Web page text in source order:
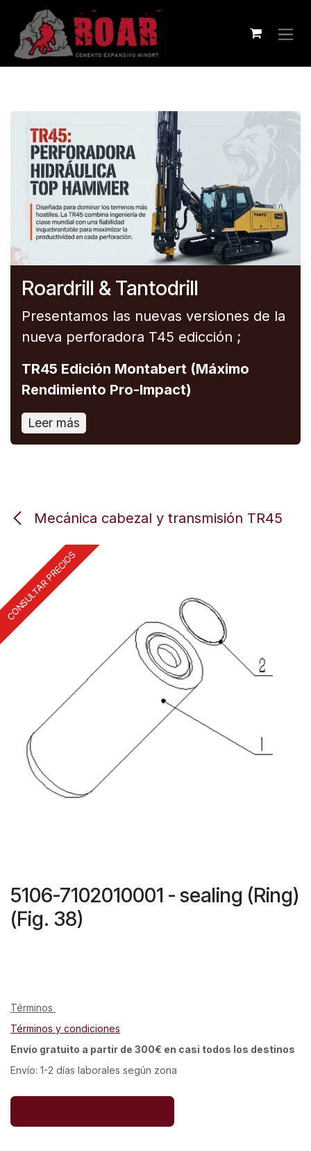
Ir al contenido
Roardrill & Tantodrill
Presentamos las nuevas versiones de la
nueva perforadora T45 edicción ;
TR45 Edición Montabert (Máximo
Rendimiento Pro-Impact)
Leer más
Mecánica cabezal y transmisión TR45
CONSULTAR PRECIOS
5106-7102010001 - sealing (Ring)
(Fig. 38)
Términos
Términos y condiciones
Envío gratuito a partir de 300€ en casi todos los destinos
Envío: 1-2 días laborales según zona